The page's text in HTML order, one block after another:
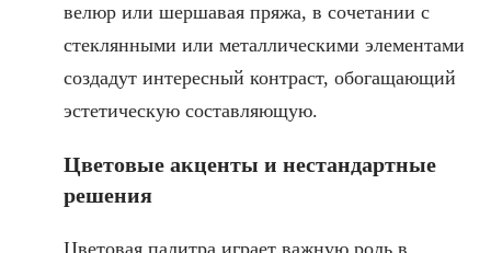
велюр или шершавая пряжа, в сочетании с
стеклянными или металлическими элементами
создадут интересный контраст, обогащающий
эстетическую составляющую.
Цветовые акценты и нестандартные
решения